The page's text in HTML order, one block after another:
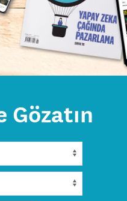
Gözatın